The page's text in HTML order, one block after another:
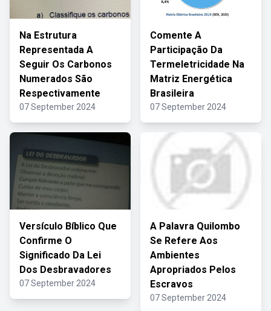
Na Estrutura
Representada A
Seguir Os Carbonos
Numerados São
Respectivamente
07 September 2024
Comente A
Participação Da
Termeletricidade Na
Matriz Energética
Brasileira
07 September 2024
Versículo Bíblico Que
Confirme O
Significado Da Lei
Dos Desbravadores
07 September 2024
A Palavra Quilombo
Se Refere Aos
Ambientes
Apropriados Pelos
Escravos
07 September 2024